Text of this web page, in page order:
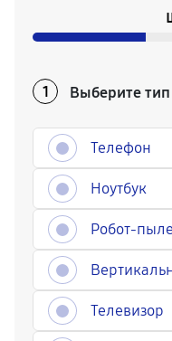
1 Выберите
Телефон
Ноутбук
Робот-
Телевизор